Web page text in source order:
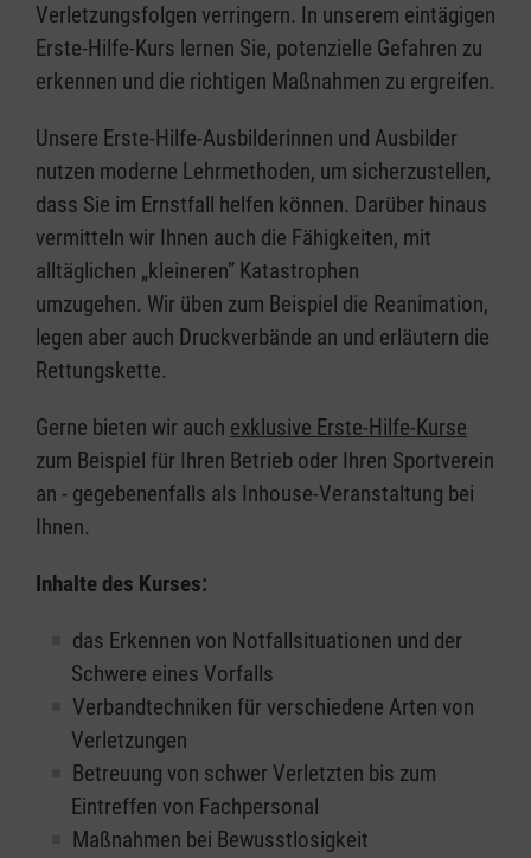
Verletzungsfolgen verringern. In unserem eintägigen
Erste-Hilfe-Kurs lernen Sie, potenzielle Gefahren zu
erkennen und die richtigen Maßnahmen zu ergreifen.
Unsere Erste-Hilfe-Ausbilderinnen und Ausbilder
nutzen moderne Lehrmethoden, um sicherzustellen,
dass Sie im Ernstfall helfen können. Darüber hinaus
vermitteln wir Ihnen auch die Fähigkeiten, mit
alltäglichen „kleineren” Katastrophen
umzugehen. Wir üben zum Beispiel die Reanimation,
legen aber auch Druckverbände an und erläutern die
Rettungskette.
Gerne bieten wir auch exklusive Erste-Hilfe-Kurse
zum Beispiel für Ihren Betrieb oder Ihren Sportverein
an - gegebenenfalls als Inhouse-Veranstaltung bei
Ihnen.
Inhalte des Kurses:
das Erkennen von Notfallsituationen und der
Schwere eines Vorfalls
Verbandtechniken für verschiedene Arten von
Verletzungen
Betreuung von schwer Verletzten bis zum
Eintreffen von Fachpersonal
Maßnahmen bei Bewusstlosigkeit